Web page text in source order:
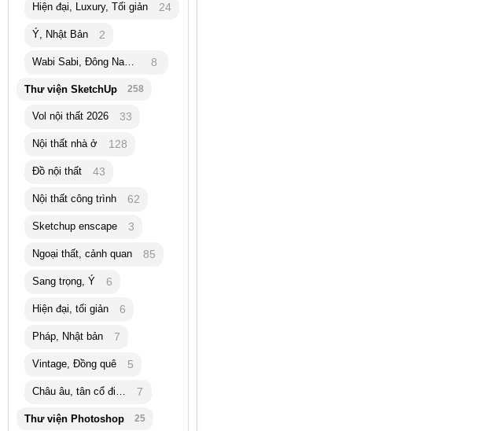
Hiện đại, Luxury, Tối giản 24
Ý, Nhật Bản 2
Wabi Sabi, Đông Nam Á 8
Thư viện SketchUp 258
Vol nội thất 2026 33
Nội thất nhà ở 128
Đồ nội thất 43
Nội thất công trình 62
Sketchup enscape 3
Ngoại thất, cảnh quan 85
Sang trọng, Ý 6
Hiện đại, tối giản 6
Pháp, Nhật bản 7
Vintage, Đồng quê 5
Châu âu, tân cổ điển 7
Thư viện Photoshop 25